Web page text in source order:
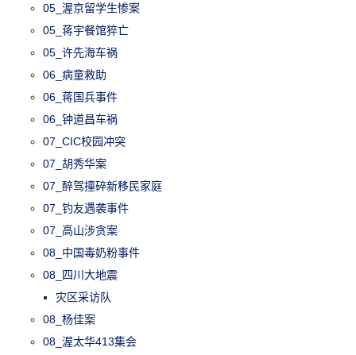
05_渥京留学生惨案
05_蒋宇餐馆猝亡
05_许先海车祸
06_病童救助
06_蒋国兵事件
06_钟道昌车祸
07_CIC校园冲突
07_胡秀华案
07_醉驾撞碎新移民家庭
07_钓友遇袭事件
07_高山涉贪案
08_中国毒奶粉事件
08_四川大地震
灾区采访队
08_杨佳案
08_渥太华413集会